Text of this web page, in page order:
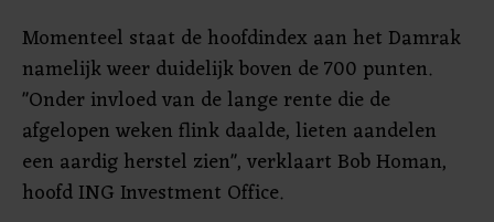
Momenteel staat de hoofdindex aan het Damrak
namelijk weer duidelijk boven de 700 punten.
"Onder invloed van de lange rente die de
afgelopen weken flink daalde, lieten aandelen
een aardig herstel zien", verklaart Bob Homan,
hoofd ING Investment Office.